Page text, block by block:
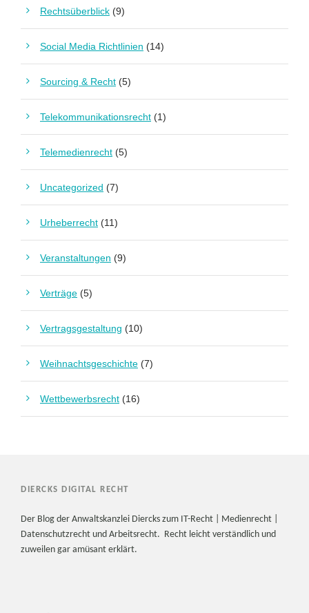
Rechtsüberblick (9)
Social Media Richtlinien (14)
Sourcing & Recht (5)
Telekommunikationsrecht (1)
Telemedienrecht (5)
Uncategorized (7)
Urheberrecht (11)
Veranstaltungen (9)
Verträge (5)
Vertragsgestaltung (10)
Weihnachtsgeschichte (7)
Wettbewerbsrecht (16)
DIERCKS DIGITAL RECHT
Der Blog der Anwaltskanzlei Diercks zum IT-Recht | Medienrecht |
Datenschutzrecht und Arbeitsrecht. Recht leicht verständlich und
zuweilen gar amüsant erklärt.